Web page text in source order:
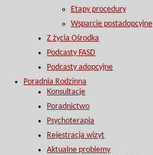
Etapy procedury
Wsparcie postadopcyjne
Z życia Ośrodka
Podcasty FASD
Podcasty adopcyjne
Poradnia Rodzinna
Konsultacje
Poradnictwo
Psychoterapia
Rejestracja wizyt
Aktualne problemy